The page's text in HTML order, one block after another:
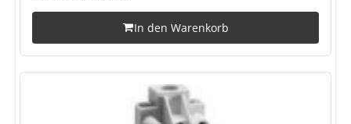
In den Warenkorb